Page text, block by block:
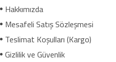
Hakkımızda
Mesafeli Satış Sözleşmesi
Teslimat Koşulları (Kargo)
Gizlilik ve Güvenlik